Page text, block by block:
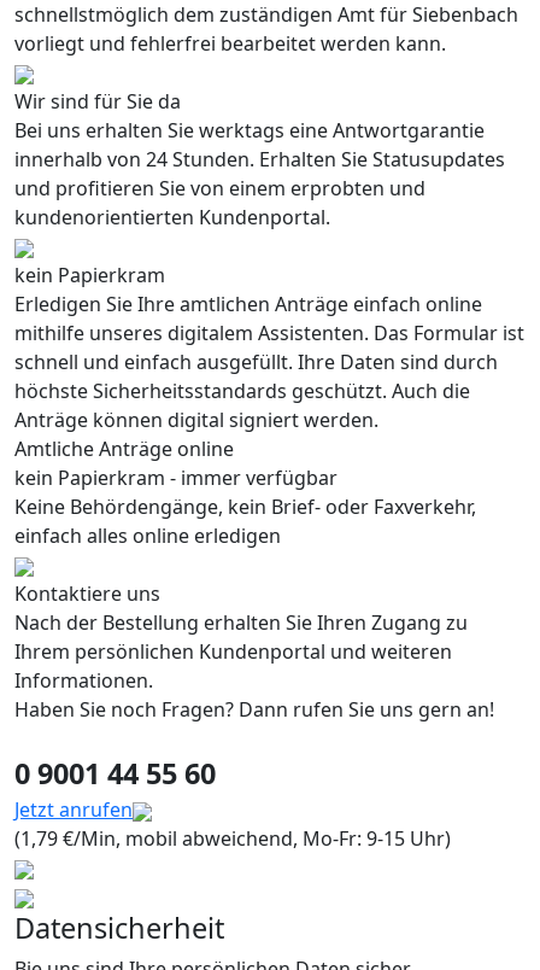
schnellstmöglich dem zuständigen Amt für Siebenbach
vorliegt und fehlerfrei bearbeitet werden kann.
Wir sind für Sie da
Bei uns erhalten Sie werktags eine Antwortgarantie
innerhalb von 24 Stunden. Erhalten Sie Statusupdates
und profitieren Sie von einem erprobten und
kundenorientierten Kundenportal.
kein Papierkram
Erledigen Sie Ihre amtlichen Anträge einfach online
mithilfe unseres digitalem Assistenten. Das Formular ist
schnell und einfach ausgefüllt. Ihre Daten sind durch
höchste Sicherheitsstandards geschützt. Auch die
Anträge können digital signiert werden.
Amtliche Anträge online
kein Papierkram - immer verfügbar
Keine Behördengänge, kein Brief- oder Faxverkehr,
einfach alles online erledigen
Kontaktiere uns
Nach der Bestellung erhalten Sie Ihren Zugang zu
Ihrem persönlichen Kundenportal und weiteren
Informationen.
Haben Sie noch Fragen? Dann rufen Sie uns gern an!
0 9001 44 55 60
Jetzt anrufen
(1,79 €/Min, mobil abweichend, Mo-Fr: 9-15 Uhr)
Datensicherheit